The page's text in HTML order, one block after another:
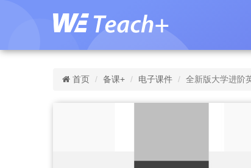
首页 备课+ 电子课件 全新版大学进阶